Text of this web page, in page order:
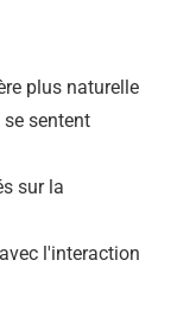
plus naturelle
sentent
sur la
l'interaction